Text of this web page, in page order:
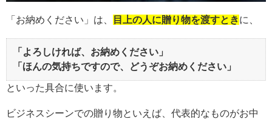
「お納めください」は、 目上の人に贈り物を渡すときに、
「よろしければ、お納めください」
「ほんの気持ちですので、どうぞお納めください」
といった具合に使います。
ビジネスシーンでの贈り物といえば、代表的なものがお中